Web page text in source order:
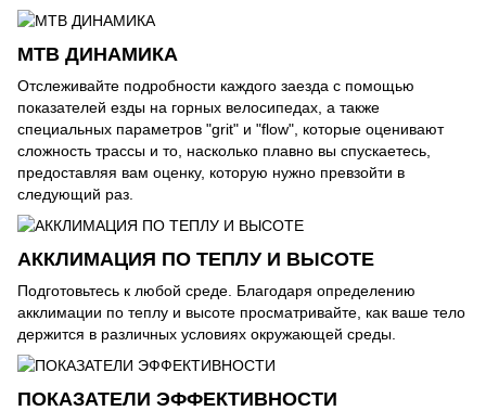
MTB ДИНАМИКА
Отслеживайте подробности каждого заезда с помощью
показателей езды на горных велосипедах, а также
специальных параметров "grit" и "flow", которые оценивают
сложность трассы и то, насколько плавно вы спускаетесь,
предоставляя вам оценку, которую нужно превзойти в
следующий раз.
АККЛИМАЦИЯ ПО ТЕПЛУ И ВЫСОТЕ
Подготовьтесь к любой среде. Благодаря определению
акклимации по теплу и высоте просматривайте, как ваше тело
держится в различных условиях окружающей среды.
ПОКАЗАТЕЛИ ЭФФЕКТИВНОСТИ